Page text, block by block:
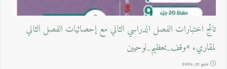
تائج اختبارات الفصل الدراسي الثاني مع إحصائيات الفصل الثاني
لمقاريء #وقف_تعظيم_لوحيين
مايو 12, 2026